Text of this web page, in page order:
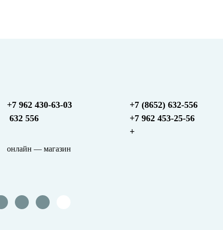
+7 962 430-63-03
632 556
онлайн — магазин
+7 (8652) 632-556
+7 962 453-25-56
+